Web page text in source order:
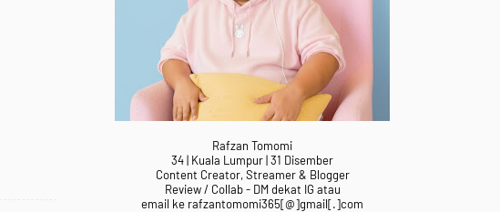
Rafzan Tomomi
34 | Kuala Lumpur | 31 Disember
Content Creator, Streamer & Blogger
Review / Collab - DM dekat IG atau
email ke rafzantomomi365[@]gmail[.]com